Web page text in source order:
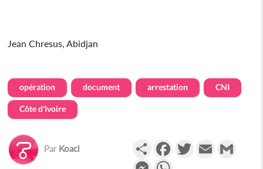
Jean Chresus, Abidjan
opération document arrestation CNI
Côte d'Ivoire
Par Koaci PartagerFacebookTwitterEmail
Messenger